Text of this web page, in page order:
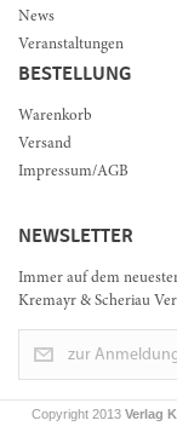
News
Veranstaltungen
BESTELLUNG
Warenkorb
Versand
Impressum/AGB
NEWSLETTER
Immer auf dem
Kremayr & Scheriau
zur
Copyright 2013 Verlag